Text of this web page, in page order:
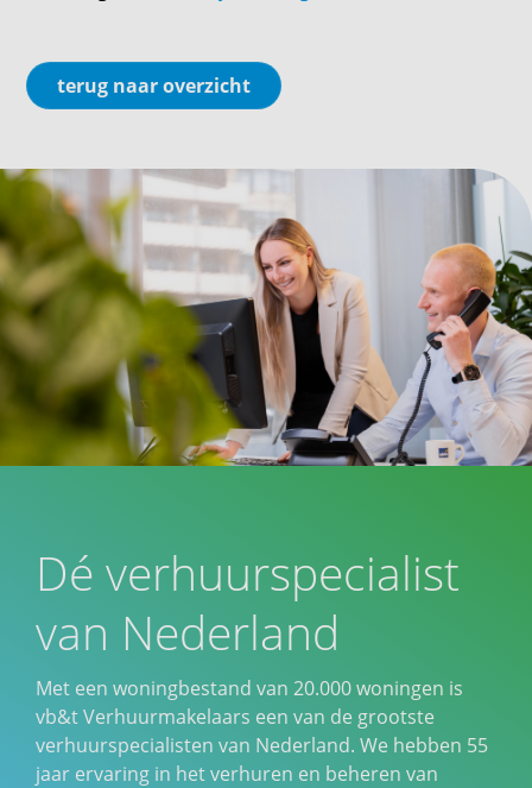
terug naar overzicht
Dé verhuurspecialist
van Nederland
Met een woningbestand van 20.000 woningen is
vb&t Verhuurmakelaars een van de grootste
verhuurspecialisten van Nederland. We hebben 55
jaar ervaring in het verhuren en beheren van